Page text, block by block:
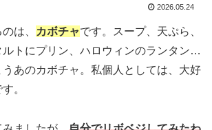
2026.05.24
は、 カボチャです。スープ、天ぷら、
トにプリン、ハロウィンのランタン…
あのカボチャ。私個人としては、大好
。